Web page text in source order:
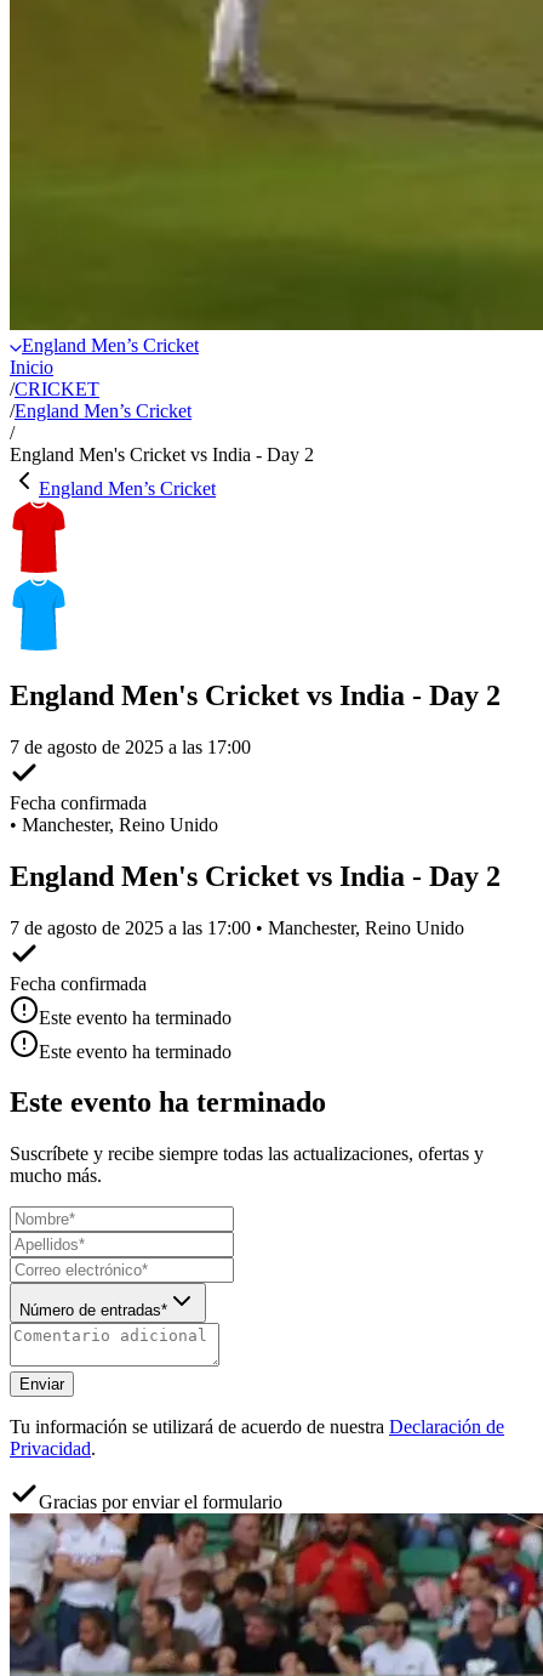
England Men’s Cricket
Inicio
/CRICKET
/England Men’s Cricket
/
England Men's Cricket vs India - Day 2
England Men’s Cricket
England Men's Cricket vs India - Day 2
7 de agosto de 2025 a las 17:00
Fecha confirmada
• Manchester, Reino Unido
England Men's Cricket vs India - Day 2
7 de agosto de 2025 a las 17:00 • Manchester, Reino Unido
Fecha confirmada
Este evento ha terminado
Este evento ha terminado
Este evento ha terminado
Suscríbete y recibe siempre todas las actualizaciones, ofertas y
mucho más.
Número de entradas*
Enviar
Tu información se utilizará de acuerdo de nuestra Declaración de
Privacidad.
Gracias por enviar el formulario